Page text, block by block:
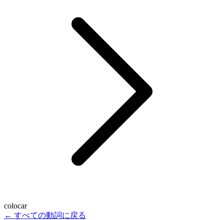
colocar
← すべての動詞に戻る